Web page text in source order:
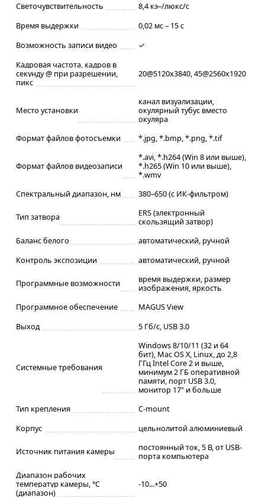
Светочувствительность
8,4 кэ–/люкс/с
Время выдержки
0,02 мс – 15 с
Возможность записи видео
✓
Кадровая частота, кадров в
секунду @ при разрешении,
пикс
20@5120x3840, 45@2560x1920
Место установки
канал визуализации,
окулярный тубус вместо
окуляра
Формат файлов фотосъемки
*.jpg, *.bmp, *.png, *.tif
Формат файлов видеозаписи
*.avi, *.h264 (Win 8 или выше),
*.h265 (Win 10 или выше),
*.wmv
Спектральный диапазон, нм
380–650 (с ИК-фильтром)
Тип затвора
ERS (электронный
скользящий затвор)
Баланс белого
автоматический, ручной
Контроль экспозиции
автоматический, ручной
Программные возможности
время выдержки, размер
изображения, яркость
Программное обеспечение
MAGUS View
Выход
5 Гб/с, USB 3.0
Системные требования
Windows 8/10/11 (32 и 64
бит), Mac OS X, Linux, до 2,8
ГГц Intel Core 2 и выше,
минимум 2 ГБ оперативной
памяти, порт USB 3.0,
монитор 17" и больше
Тип крепления
C-mount
Корпус
цельнолитой алюминиевый
Источник питания камеры
постоянный ток, 5 В, от USB-
порта компьютера
Диапазон рабочих
температур камеры, °С
(диапазон)
-10...+50